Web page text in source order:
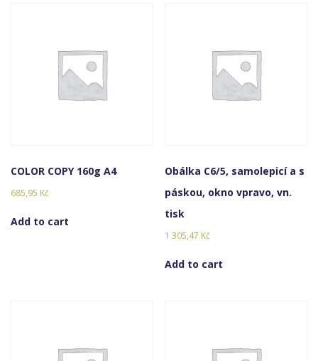
COLOR COPY 160g A4
685,95 Kč
Add to cart
Obálka C6/5, samolepicí a s
páskou, okno vpravo, vn.
tisk
1 305,47 Kč
Add to cart